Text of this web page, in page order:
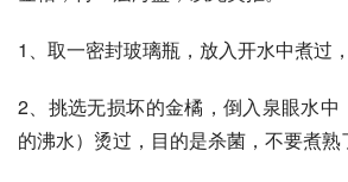
1、取一密封玻璃瓶，放入开水中煮过
2、挑选无损坏的金橘，倒入泉眼水中
的沸水）烫过，目的是杀菌，不要煮熟